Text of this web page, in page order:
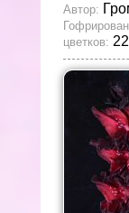
Автор:
цветков: